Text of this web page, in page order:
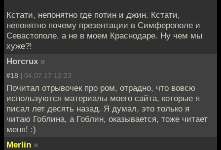
Кстати, непонятно где потин и джин. Кстати,
непонятно почему презентации в Симферополе и
Севастополе, а не в моем Краснодаре. Ну чем мы
хуже?!
Horcrux »
#18 | 04.07.17 12:23
Почитал отрывочек про ром, отрадно, что вовсю
используются материалы моего сайта, которые я
писал лет десять назад. Я думал, это только я
читаю Гоблина, а Гоблин, оказывается, тоже читает
меня! :)
Merlin »